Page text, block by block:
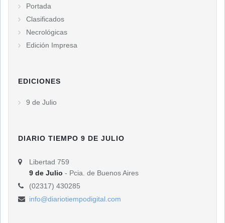
Portada
Clasificados
Necrológicas
Edición Impresa
EDICIONES
9 de Julio
DIARIO TIEMPO 9 DE JULIO
Libertad 759
9 de Julio - Pcia. de Buenos Aires
(02317) 430285
info@diariotiempodigital.com